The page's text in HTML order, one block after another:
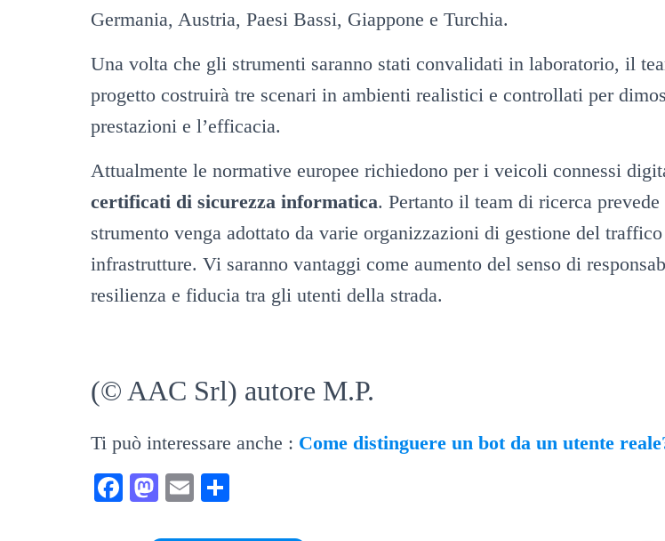
Germania, Austria, Paesi Bassi, Giappone e Turchia.
Una volta che gli strumenti saranno stati convalidati in laboratorio, il
progetto costruirà tre scenari in ambienti realistici e controllati per
prestazioni e l’efficacia.
Attualmente le normative europee richiedono per i veicoli connessi
certificati di sicurezza informatica. Pertanto il team di ricerca
strumento venga adottato da varie organizzazioni di gestione del
infrastrutture. Vi saranno vantaggi come aumento del senso di
resilienza e fiducia tra gli utenti della strada.
(© AAC Srl) autore M.P.
Ti può interessare anche : Come distinguere un bot da un utente
Fa M
E